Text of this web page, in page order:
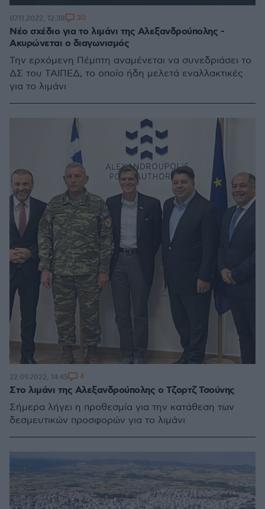
Nέο σχέδιο για το λιμάνι της Αλεξανδρούπολης -
Ακυρώνεται ο διαγωνισμός
Την ερχόμενη Πέμπτη αναμένεται να συνεδριάσει το
ΔΣ του ΤΑΙΠΕΔ, το οποίο ήδη μελετά εναλλακτικές
για το λιμάνι
07.11.2022, 12:38 30
Στο λιμάνι της Αλεξανδρούπολης ο Τζορτζ Τσούνης
Σήμερα λήγει η προθεσμία για την κατάθεση των
δεσμευτικών προσφορών για το λιμάνι
22.09.2022, 14:45 4